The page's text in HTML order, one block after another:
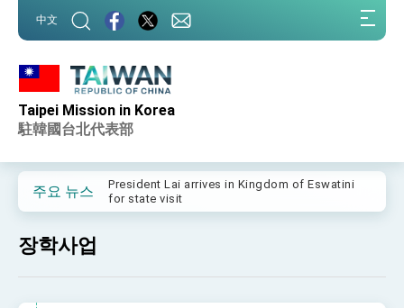
中文
Taipei Mission in Korea
駐韓國台北代表部
주요 뉴스
Important Remarks of the Ministry of Foreign
Affairs
advancing Taiwan-US exchanges and
cooperation
President Lai arrives in Kingdom of Eswatini
for state visit
장학사업